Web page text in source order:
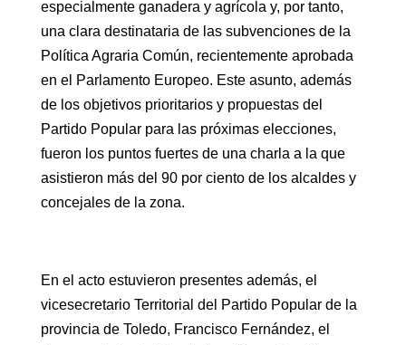
especialmente ganadera y agrícola y, por tanto,
una clara destinataria de las subvenciones de la
Política Agraria Común, recientemente aprobada
en el Parlamento Europeo. Este asunto, además
de los objetivos prioritarios y propuestas del
Partido Popular para las próximas elecciones,
fueron los puntos fuertes de una charla a la que
asistieron más del 90 por ciento de los alcaldes y
concejales de la zona.
En el acto estuvieron presentes además, el
vicesecretario Territorial del Partido Popular de la
provincia de Toledo, Francisco Fernández, el